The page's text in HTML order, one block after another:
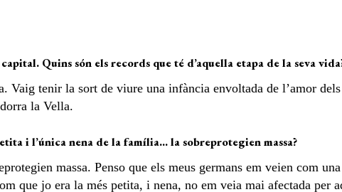
Quins són els records que té d’aquella etapa de la seva
Vaig tenir la sort de viure una infància envoltada de l’amor
la Vella.
i l’única nena de la família… la sobreprotegien massa?
massa. Penso que els meus germans em veien com
que jo era la més petita, i nena, no em veia mai afectada per